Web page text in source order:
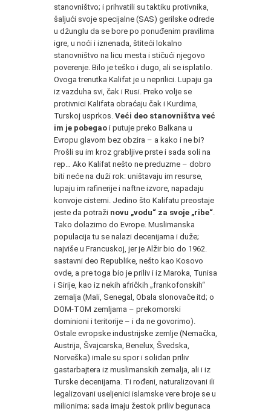
stanovništvo; i prihvatili su taktiku protivnika,
šaljući svoje specijalne (SAS) gerilske odrede
u džunglu da se bore po ponuđenim pravilima
igre, u noći i iznenada, štiteći lokalno
stanovništvo na licu mesta i stičući njegovo
poverenje. Bilo je teško i dugo, ali se isplatilo.
Ovoga trenutka Kalifat je u neprilici. Lupaju ga
iz vazduha svi, čak i Rusi. Preko volje se
protivnici Kalifata obraćaju čak i Kurdima,
Turskoj usprkos. Veći deo stanovništva već
im je pobegao i putuje preko Balkana u
Evropu glavom bez obzira – a kako i ne bi?
Prošli su im kroz grabljive prste i sada soli na
rep… Ako Kalifat nešto ne preduzme – dobro
biti neće na duži rok: uništavaju im resurse,
lupaju im rafinerije i naftne izvore, napadaju
konvoje cisterni. Jedino što Kalifatu preostaje
jeste da potraži novu „vodu“ za svoje „ribe“
Tako dolazimo do Evrope. Muslimanska
populacija tu se nalazi decenijama i duže;
najviše u Francuskoj, jer je Alžir bio do 1962.
sastavni deo Republike, nešto kao Kosovo
ovde, a pre toga bio je priliv i iz Maroka, Tunisa
i Sirije, kao iz nekih afričkih „frankofonskih“
zemalja (Mali, Senegal, Obala slonovače itd; o
DOM-TOM zemljama – prekomorski
dominioni i teritorije – i da ne govorimo).
Ostale evropske industrijske zemlje (Nemačka,
Austrija, Švajcarska, Benelux, Švedska,
Norveška) imale su spor i solidan priliv
gastarbajtera iz muslimanskih zemalja, ali i iz
Turske decenijama. Ti rođeni, naturalizovani ili
legalizovani useljenici islamske vere broje se u
milionima; sada imaju žestok priliv begunaca